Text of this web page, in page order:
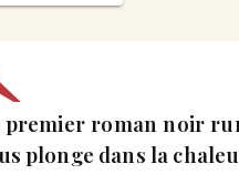
premier roman noir
plonge dans la